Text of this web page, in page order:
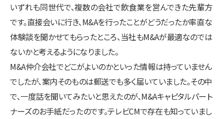
いずれも同世代で、複数の会社で飲食業を営んできた先輩方
です。直接会いに行き、M&Aを行ったことがどうだったか率直な
体験談を聞かせてもらったところ、当社もM&Aが最適なのでは
ないかと考えるようになりました。
M&A仲介会社でどこがよいのかといった情報は持っていません
でしたが、案内そのものは郵送でも多く届いていました。その中
で、一度話を聞いてみたいと思えたのが、M&Aキャピタルパート
ナーズのお手紙だったのです。テレビCMで存在も知っていまし